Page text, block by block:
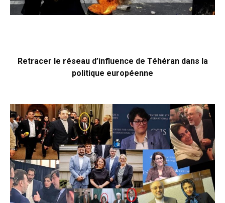
Retracer le réseau d’influence de Téhéran dans la
politique européenne